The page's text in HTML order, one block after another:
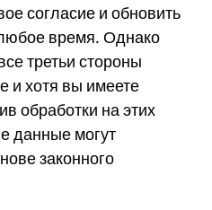
согласие и обновить
время. Однако
третьи стороны
и хотя вы имеете
обработки на этих
данные могут
законного